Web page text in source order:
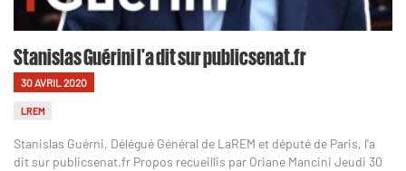
Stanislas Guérini l'a dit sur publicsenat.fr
30 AVRIL 2020
LREM
Stanislas Guérni, Délégué Général de LaREM et député de Paris, l'a
dit sur publicsenat.fr Propos recueillis par Oriane Mancini Jeudi 30